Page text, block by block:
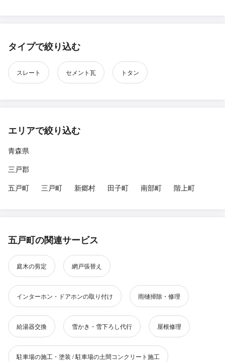
タイプで絞り込む
スレート セメント瓦 トタン
エリアで絞り込む
青森県
三戸郡
五戸町
三戸町 新郷村 田子町 南部町 階上町
五戸町の関連サービス
庭木の剪定 網戸張替え
インターホン・ドアホンの取り付け 雨樋掃除・修理
給湯器交換 雪かき・雪下ろし代行 屋根修理
駐車場の施工・塗装 / 駐車場の土間コンクリート施工